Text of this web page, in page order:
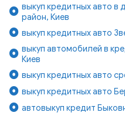
выкуп кредитных авто
район, Киев
выкуп кредитных авто
выкуп автомобилей в
Киев
выкуп кредитных авто
выкуп кредитных авто
автовыкуп кредит